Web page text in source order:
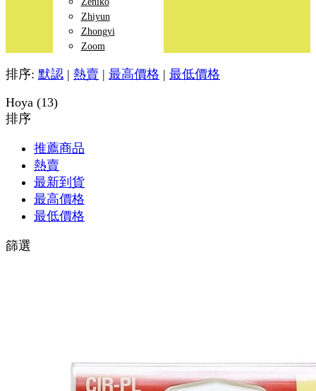
Zhiyun
Zhongyi
Zoom
排序: 默認 | 熱賣 | 最高價格 | 最低價格
Hoya (13)
排序
推薦商品
熱賣
最新到貨
最高價格
最低價格
篩選